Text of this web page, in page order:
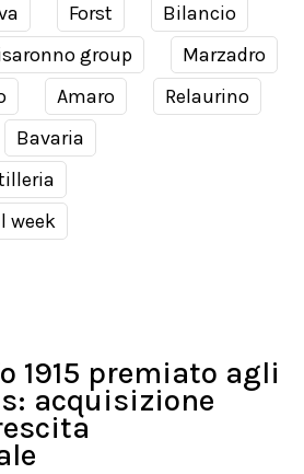
Forst
Bilancio
group
Marzadro
Amaro
Relaurino
Bavaria
week
1915 premiato agli
acquisizione